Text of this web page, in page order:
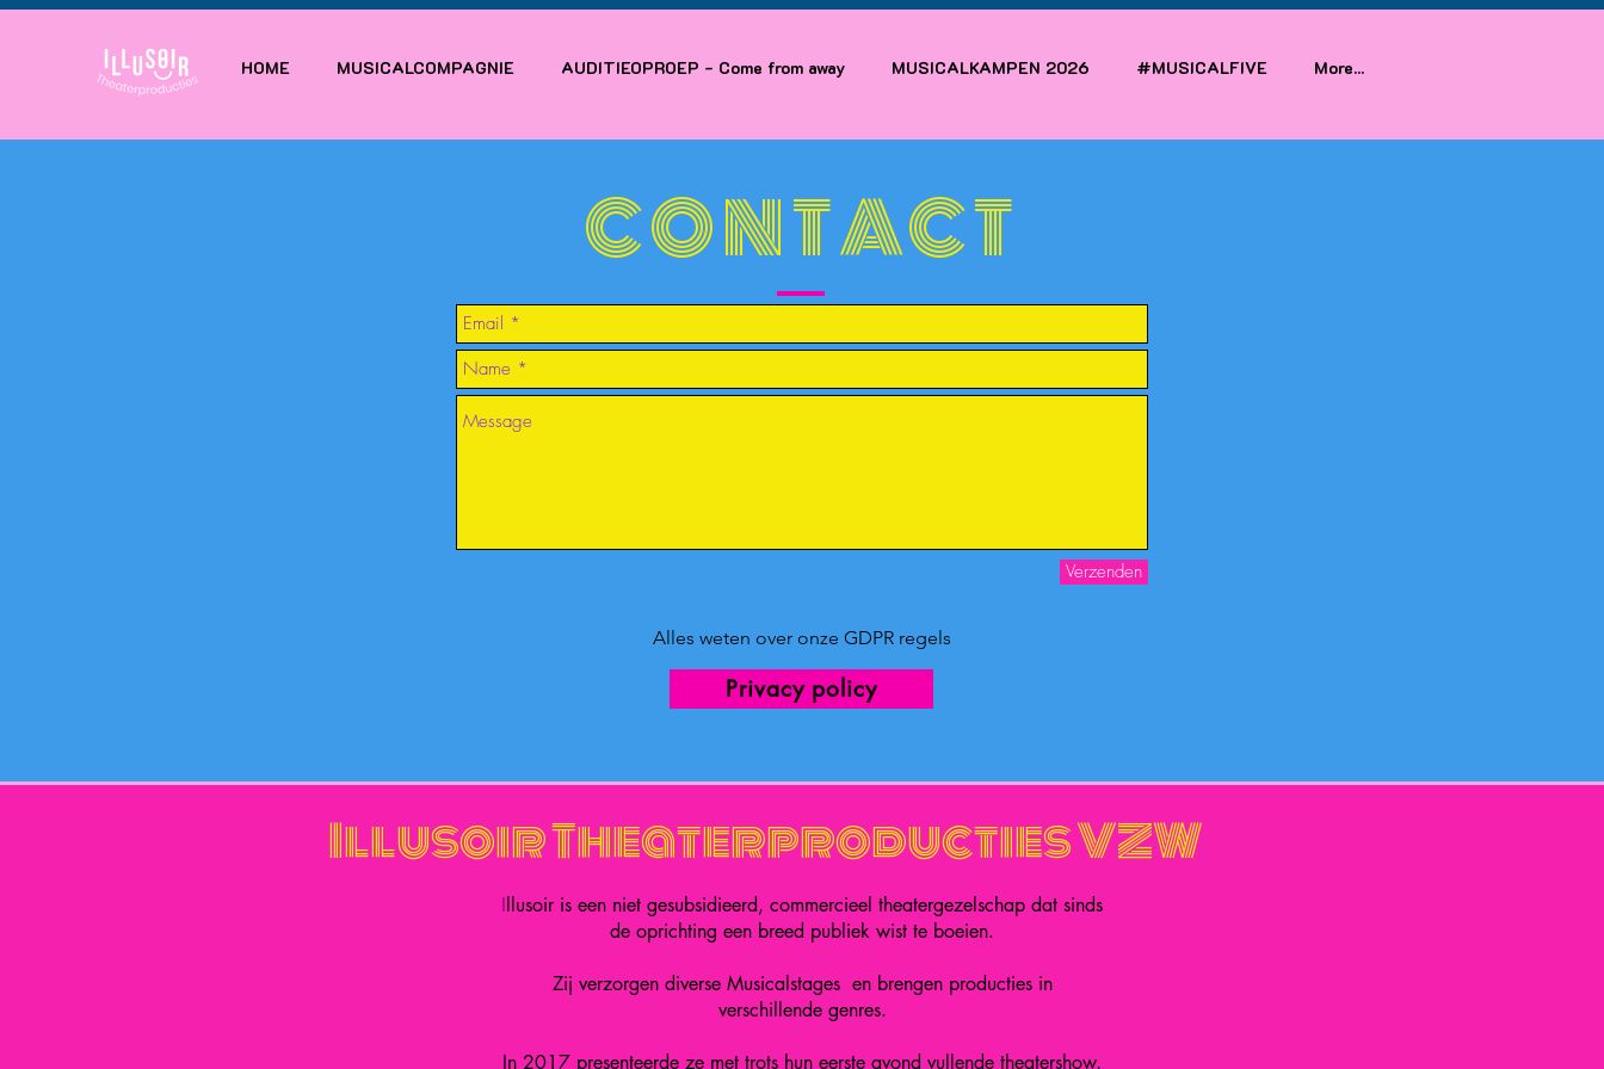
HOME MUSICALCOMPAGNIE AUDITIEOPROEP - Come from away MUSICALKAMPEN 2026 #MUSICALFIVE More...
CONTACT
Verzenden
Alles weten over onze GDPR regels
Privacy policy
Illusoir Theaterproducties VZW
I llusoir is een niet gesubsidieerd, commercieel theatergezelschap dat sinds
de oprichting een breed publiek wist te boeien.
Zij verzorgen diverse Musicalstages en brengen producties in
verschillende genres.
In 2017 presenteerde ze met trots hun eerste avond vullende theatershow,